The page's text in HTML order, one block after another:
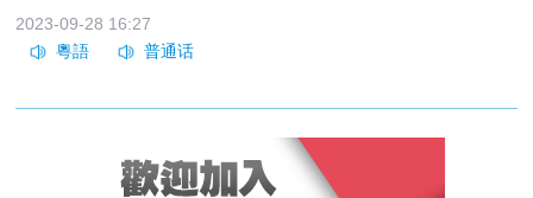
2023-09-28 16:27